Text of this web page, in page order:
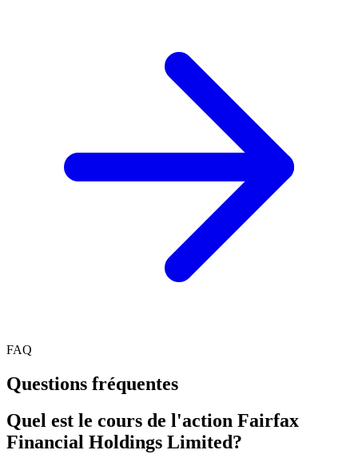
FAQ
Questions fréquentes
Quel est le cours de l'action Fairfax
Financial Holdings Limited?